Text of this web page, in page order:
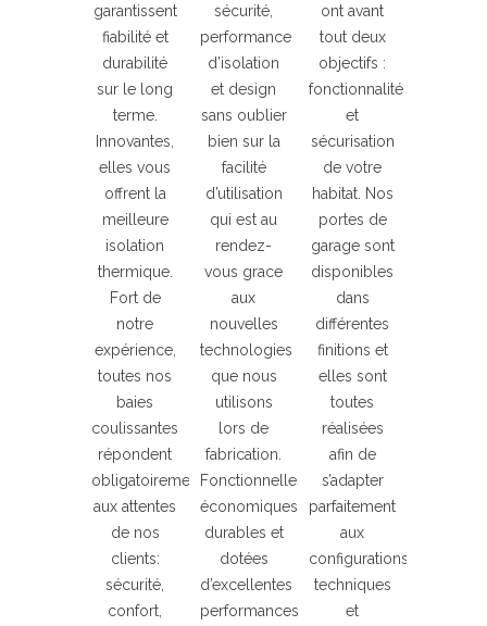
garantissent
fiabilité et
durabilité
sur le long
terme.
Innovantes,
elles vous
offrent la
meilleure
isolation
thermique.
Fort de
notre
expérience,
toutes nos
baies
coulissantes
répondent
obligatoirement
aux attentes
de nos
clients:
sécurité,
confort,
sécurité,
performance
d’isolation
et design
sans oublier
bien sur la
facilité
d’utilisation
qui est au
rendez-
vous grace
aux
nouvelles
technologies
que nous
utilisons
lors de
fabrication.
Fonctionnelles,
économiques,
durables et
dotées
d’excellentes
performances
ont avant
tout deux
objectifs :
fonctionnalité
et
sécurisation
de votre
habitat. Nos
portes de
garage sont
disponibles
dans
différentes
finitions et
elles sont
toutes
réalisées
afin de
s’adapter
parfaitement
aux
configurations
techniques
et